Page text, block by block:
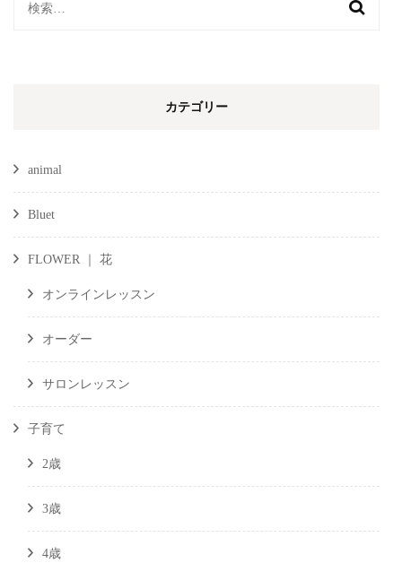
検
カテゴリー
animal
Bluet
FLOWER ｜ 花
オンラインレッスン
オーダー
サロンレッスン
子育て
2歳
3歳
4歳